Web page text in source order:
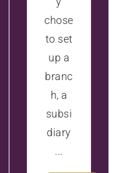
chose
to set
up a
branc
h, a
subsi
diary